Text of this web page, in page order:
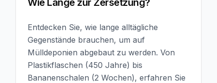
Wie Lange zur Zersetzung?
Entdecken Sie, wie lange alltägliche
Gegenstände brauchen, um auf
Mülldeponien abgebaut zu werden. Von
Plastikflaschen (450 Jahre) bis
Bananenschalen (2 Wochen), erfahren Sie